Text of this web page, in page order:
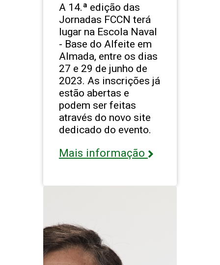
A 14.ª edição das
Jornadas FCCN terá
lugar na Escola Naval
- Base do Alfeite em
Almada, entre os dias
27 e 29 de junho de
2023. As inscrições já
estão abertas e
podem ser feitas
através do novo site
dedicado do evento.
Mais informação